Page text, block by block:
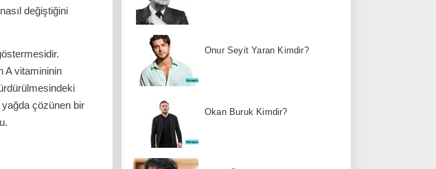
değiştiğini
A vitamininin
çözünen bir
Onur Seyit Yaran Kimdir?
Okan Buruk Kimdir?